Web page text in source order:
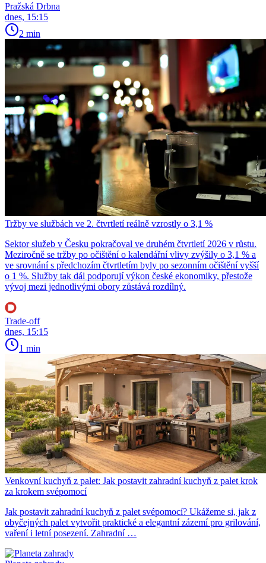
Pražská Drbna
dnes, 15:15
2 min
Tržby ve službách ve 2. čtvrtletí reálně vzrostly o 3,1 %
Sektor služeb v Česku pokračoval ve druhém čtvrtletí 2026 v růstu.
Meziročně se tržby po očištění o kalendářní vlivy zvýšily o 3,1 % a
ve srovnání s předchozím čtvrtletím byly po sezonním očištění vyšší
o 1 %. Služby tak dál podporují výkon české ekonomiky, přestože
vývoj mezi jednotlivými obory zůstává rozdílný.
Trade-off
dnes, 15:15
1 min
Venkovní kuchyň z palet: Jak postavit zahradní kuchyň z palet krok
za krokem svépomocí
Jak postavit zahradní kuchyň z palet svépomocí? Ukážeme si, jak z
obyčejných palet vytvořit praktické a elegantní zázemí pro grilování,
vaření i letní posezení. Zahradní …